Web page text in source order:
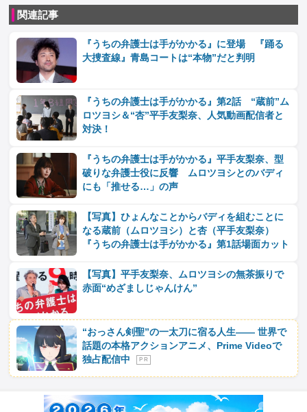
関連記事
『うちの弁護士は手がかかる』に登場 『踊る
大捜査線』青島コートは“本物”だと判明
『うちの弁護士は手がかかる』第2話 “蔵前”ム
ロツヨシ＆“杏”平手友梨奈、人気動画配信者と
対決！
『うちの弁護士は手がかかる』平手友梨奈、型
破りな弁護士役に反響 ムロツヨシとのバディ
にも「推せる…」の声
【写真】ひょんなことからバディを組むことに
なる蔵前（ムロツヨシ）と杏（平手友梨奈）
『うちの弁護士は手がかかる』第1話場面カット
【写真】平手友梨奈、ムロツヨシの無茶振りで
赤面“めざましじゃんけん”
“おっさん剣聖”の一太刀に宿る人生―― 世界で
話題の本格アクションアニメ、Prime Videoで
独占配信中
P R